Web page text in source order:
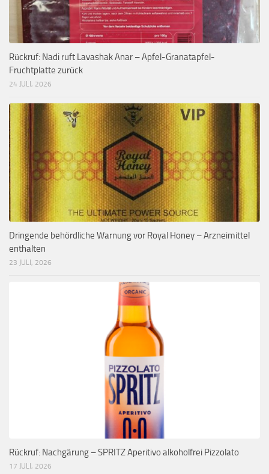
Rückruf: Nadi ruft Lavashak Anar – Apfel-Granatapfel-
Fruchtplatte zurück
24 JULI, 2026
Dringende behördliche Warnung vor Royal Honey – Arzneimittel
enthalten
23 JULI, 2026
Rückruf: Nachgärung – SPRITZ Aperitivo alkoholfrei Pizzolato
17 JULI, 2026